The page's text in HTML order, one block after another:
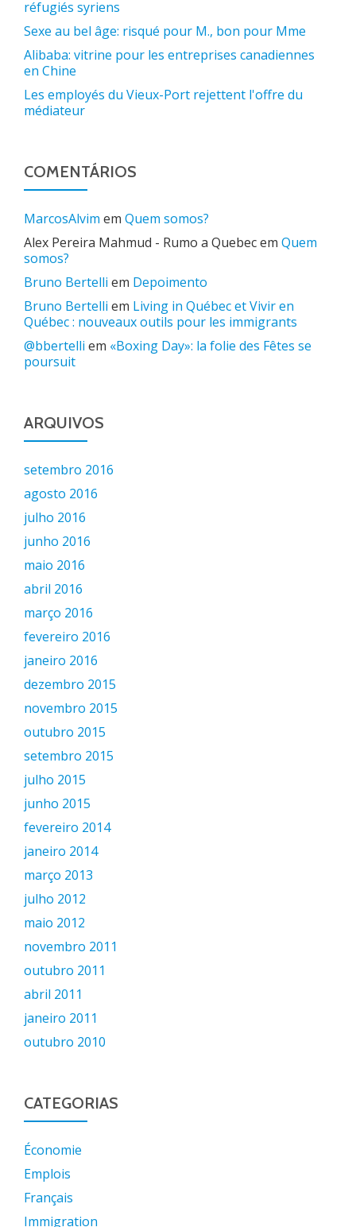
réfugiés syriens
Sexe au bel âge: risqué pour M., bon pour Mme
Alibaba: vitrine pour les entreprises canadiennes
en Chine
Les employés du Vieux-Port rejettent l'offre du
médiateur
COMENTÁRIOS
MarcosAlvim em Quem somos?
Alex Pereira Mahmud - Rumo a Quebecem Quem
somos?
Bruno Bertelli em Depoimento
Bruno Bertelli em Living in Québec et Vivir en
Québec : nouveaux outils pour les immigrants
@bbertelli em «Boxing Day»: la folie des Fêtes se
poursuit
ARQUIVOS
setembro 2016
agosto 2016
julho 2016
junho 2016
maio 2016
abril 2016
março 2016
fevereiro 2016
janeiro 2016
dezembro 2015
novembro 2015
outubro 2015
setembro 2015
julho 2015
junho 2015
fevereiro 2014
janeiro 2014
março 2013
julho 2012
maio 2012
novembro 2011
outubro 2011
abril 2011
janeiro 2011
outubro 2010
CATEGORIAS
Économie
Emplois
Français
Immigration